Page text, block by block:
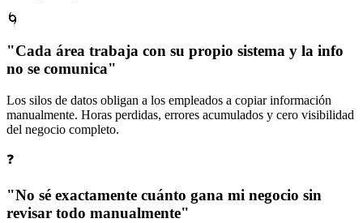
🌀
"Cada área trabaja con su propio sistema y la info
no se comunica"
Los silos de datos obligan a los empleados a copiar información
manualmente. Horas perdidas, errores acumulados y cero visibilidad
del negocio completo.
❓
"No sé exactamente cuánto gana mi negocio sin
revisar todo manualmente"